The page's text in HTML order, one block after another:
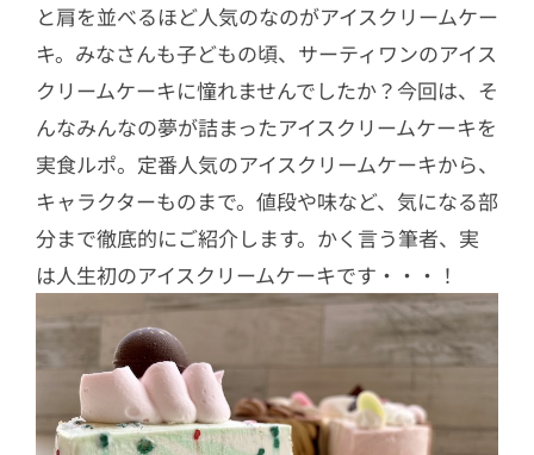
と肩を並べるほど人気のなのがアイスクリームケー
キ。みなさんも子どもの頃、サーティワンのアイス
クリームケーキに憧れませんでしたか？今回は、そ
んなみんなの夢が詰まったアイスクリームケーキを
実食ルポ。定番人気のアイスクリームケーキから、
キャラクターものまで。値段や味など、気になる部
分まで徹底的にご紹介します。かく言う筆者、実
は人生初のアイスクリームケーキです・・・！